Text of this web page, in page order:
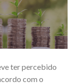
ter percebido
com o